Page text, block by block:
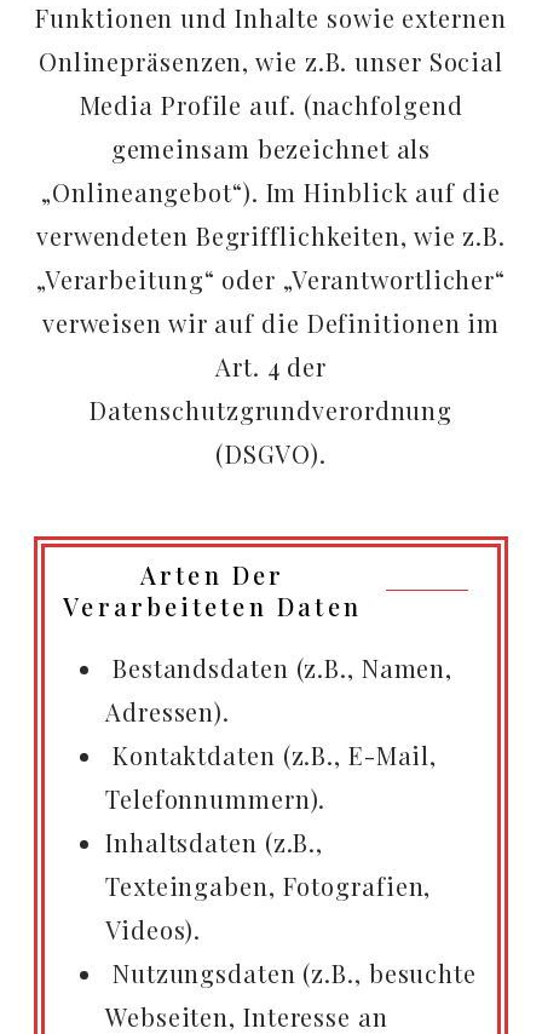
Funktionen und Inhalte sowie externen
Onlinepräsenzen, wie z.B. unser Social
Media Profile auf. (nachfolgend
gemeinsam bezeichnet als
„Onlineangebot“). Im Hinblick auf die
verwendeten Begrifflichkeiten, wie z.B.
„Verarbeitung“ oder „Verantwortlicher“
verweisen wir auf die Definitionen im
Art. 4 der
Datenschutzgrundverordnung
(DSGVO).
Arten Der
Verarbeiteten Daten
Bestandsdaten (z.B., Namen,
Adressen).
Kontaktdaten (z.B., E-Mail,
Telefonnummern).
Inhaltsdaten (z.B.,
Texteingaben, Fotografien,
Videos).
Nutzungsdaten (z.B., besuchte
Webseiten, Interesse an